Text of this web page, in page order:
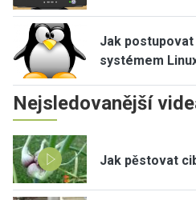
Jak
systémem
Nejsledovanější
Jak pěstovat